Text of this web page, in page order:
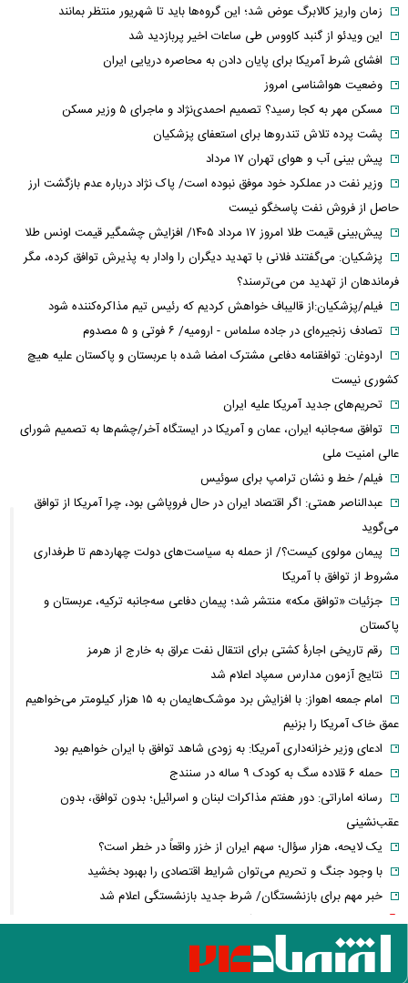
زمان واریز کالابرگ عوض شد؛ این گروه‌ها باید تا شهریور منتظر بمانند
این ویدئو از گنبد کاووس طی ساعات اخیر پربازدید شد
افشای شرط آمریکا برای پایان دادن به محاصره دریایی ایران
وضعیت هواشناسی امروز
مسکن مهر به کجا رسید؟ تصمیم احمدی‌نژاد و ماجرای ۵ وزیر مسکن
پشت پرده تلاش تندروها برای استعفای پزشکیان
پیش بینی آب و هوای تهران ۱۷ مرداد
وزیر نفت در عملکرد خود موفق نبوده است/ پاک نژاد درباره عدم بازگشت ارز
حاصل از فروش نفت پاسخگو نیست
پیش‌بینی قیمت طلا امروز ۱۷ مرداد ۱۴۰۵/ افزایش چشمگیر قیمت اونس طلا
پزشکیان: می‌گفتند فلانی با تهدید دیگران را وادار به پذیرش توافق کرده، مگر
فرماندهان از تهدید من می‌ترسند؟
فیلم/پزشکیان:از قالیباف خواهش کردیم که رئیس تیم مذاکره‌کننده شود
تصادف زنجیره‌ای در جاده سلماس - ارومیه/ ۶ فوتی و ۵ مصدوم
اردوغان: توافقنامه دفاعی مشترک امضا شده با عربستان و پاکستان علیه هیچ
کشوری نیست
تحریم‌های جدید آمریکا علیه ایران
توافق سه‌جانبه ایران، عمان و آمریکا در ایستگاه آخر/چشم‌ها به تصمیم شورای
عالی امنیت ملی
فیلم/ خط و نشان ترامپ برای سوئیس
عبدالناصر همتی: اگر اقتصاد ایران در حال فروپاشی بود، چرا آمریکا از توافق
می‌گوید
پیمان مولوی کیست؟/ از حمله به سیاست‌های دولت چهاردهم تا طرفداری
مشروط از توافق با آمریکا
جزئیات «توافق مکه» منتشر شد؛ پیمان دفاعی سه‌جانبه ترکیه، عربستان و
پاکستان
رقم تاریخی اجارۀ کشتی برای انتقال نفت عراق به خارج از هرمز
نتایج آزمون مدارس سمپاد اعلام شد
امام‌ جمعه اهواز: با افزایش برد موشک‌هایمان به ۱۵ هزار کیلومتر می‌خواهیم
عمق خاک آمریکا را بزنیم
ادعای وزیر خزانه‌داری آمریکا: به زودی شاهد توافق با ایران خواهیم بود
حمله ۶ قلاده سگ به کودک ۹ ساله در سنندج
رسانه اماراتی: دور هفتم مذاکرات لبنان و اسرائیل؛ بدون توافق، بدون
عقب‌نشینی
یک لایحه، هزار سؤال؛ سهم ایران از خزر واقعاً در خطر است؟
با وجود جنگ و تحریم می‌توان شرایط اقتصادی را بهبود بخشید
خبر مهم برای بازنشستگان/ شرط جدید بازنشستگی اعلام شد
قیمت انواع لپ تاپ ام اس آی MSI + جدول
باشم